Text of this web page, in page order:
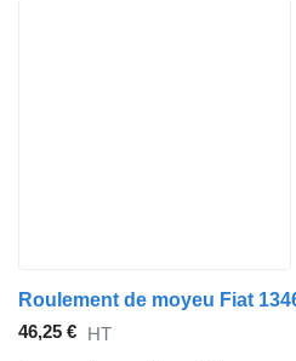
46,25 € HT